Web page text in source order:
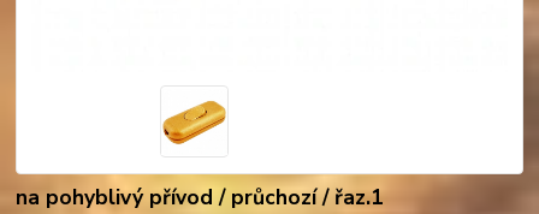
na pohyblivý přívod / průchozí / řaz.1